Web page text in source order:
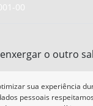
00
o outro
sua experiência
pessoais